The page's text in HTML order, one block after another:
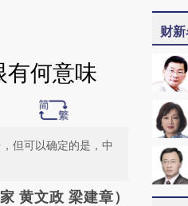
有何意味
但可以确定的是，中
话：本文由第三方
黄文政 梁建章）
财